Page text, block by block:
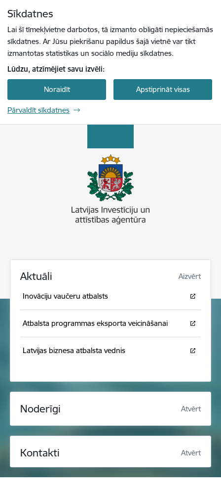
Sīkdatnes
Lai šī tīmekļvietne darbotos, tā izmanto obligāti nepieciešamās
sīkdatnes. Ar Jūsu piekrišanu papildus šajā vietnē var tikt
izmantotas statistikas un sociālo mediju sīkdatnes.
Lūdzu, atzīmējiet savu izvēli:
Noraidīt Apstiprināt visas
Pārvaldīt sīkdatnes
Aktuāli Aizvērt
Inovāciju vaučeru atbalsts
Atbalsta programmas eksporta veicināšanai
Latvijas biznesa atbalsta vednis
Noderīgi Atvērt
Kontakti Atvērt